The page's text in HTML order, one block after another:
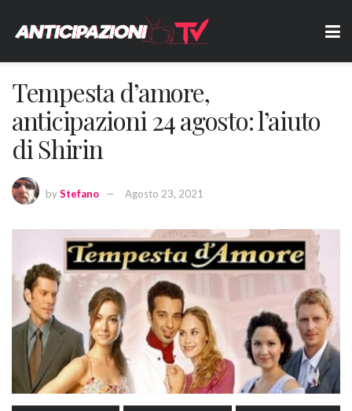
Tempesta d’amore,
anticipazioni 24 agosto: l’aiuto
di Shirin
byStefano Agosto 23, 2021